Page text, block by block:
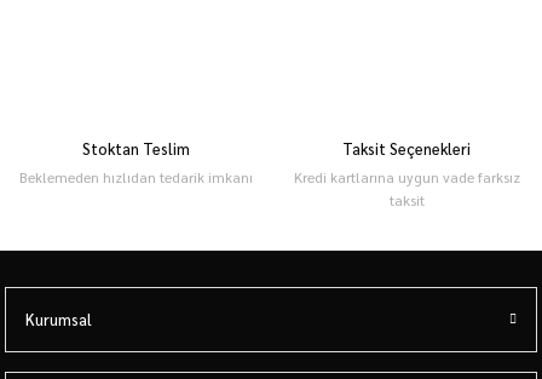
Stoktan Teslim
Beklemeden hızlıdan tedarik imkanı
Taksit Seçenekleri
Kredi kartlarına uygun vade farksız
taksit
Kurumsal